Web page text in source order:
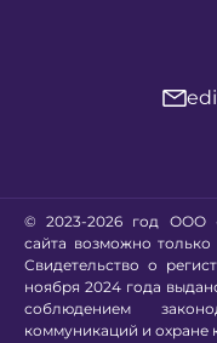
© 2023-2026 год ООО
сайта возможно
Свидетельство о
ноября 2024 года
соблюдением
коммуникаций и охране